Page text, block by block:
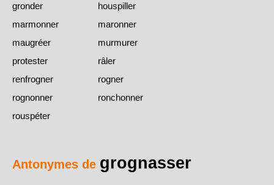
gronder
houspiller
marmonner
maronner
maugréer
murmurer
protester
râler
renfrogner
rogner
rognonner
ronchonner
rouspéter
Antonymes de grognasser